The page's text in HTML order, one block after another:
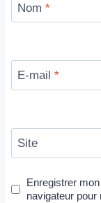
Nom *
E-mail *
Site
Enregistrer
navigateur